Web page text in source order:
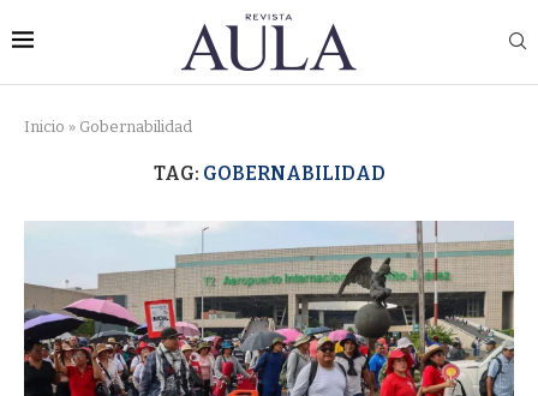
Inicio » Gobernabilidad
TAG: GOBERNABILIDAD